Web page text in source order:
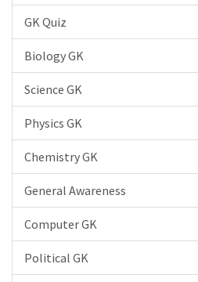
GK Quiz
Biology GK
Science GK
Physics GK
Chemistry GK
General Awareness
Computer GK
Political GK